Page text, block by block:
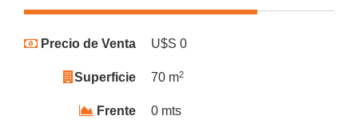
Precio de Venta U$S 0
Superficie 70 m2
Frente 0 mts